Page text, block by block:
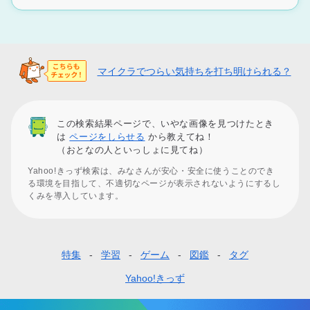
マイクラでつらい気持ちを打ち明けられる？
この検索結果ページで、いやな画像を見つけたとき
はページをしらせる から教えてね！
（おとなの人といっしょに見てね）
Yahoo!きっず検索は、みなさんが安心・安全に使うことのでき
る環境を目指して、不適切なページが表示されないようにするし
くみを導入しています。
タ
特集 学習 ゲーム 図鑑 タグ
Yahoo!きっず